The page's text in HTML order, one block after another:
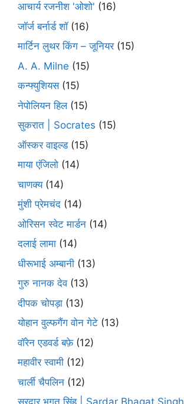
आचार्य रजनीश 'ओशो' (16)
जॉर्ज बर्नार्ड शॉ(16)
मार्टिन लुथर किंग – जूनियर(15)
A. A. Milne (15)
कन्फ्युशियस(15)
नेपोलियन हिल(15)
सुकरात | Socrates (15)
ऑस्कर वाइल्ड(15)
माया एंजिलो (14)
चाणक्य(14)
मुंशी प्रेमचंद (14)
ओरिसन स्‍वेट मार्डन (14)
दलाई लामा (14)
धीरूभाई अम्बानी (13)
गुरु नानक देव(13)
दीपक चोपड़ा (13)
योहान वुल्फगैंग वोन गेटे (13)
वॉरेन एडवर्ड बफ़े(12)
महावीर स्वामी (12)
चार्ली चैपलिन (12)